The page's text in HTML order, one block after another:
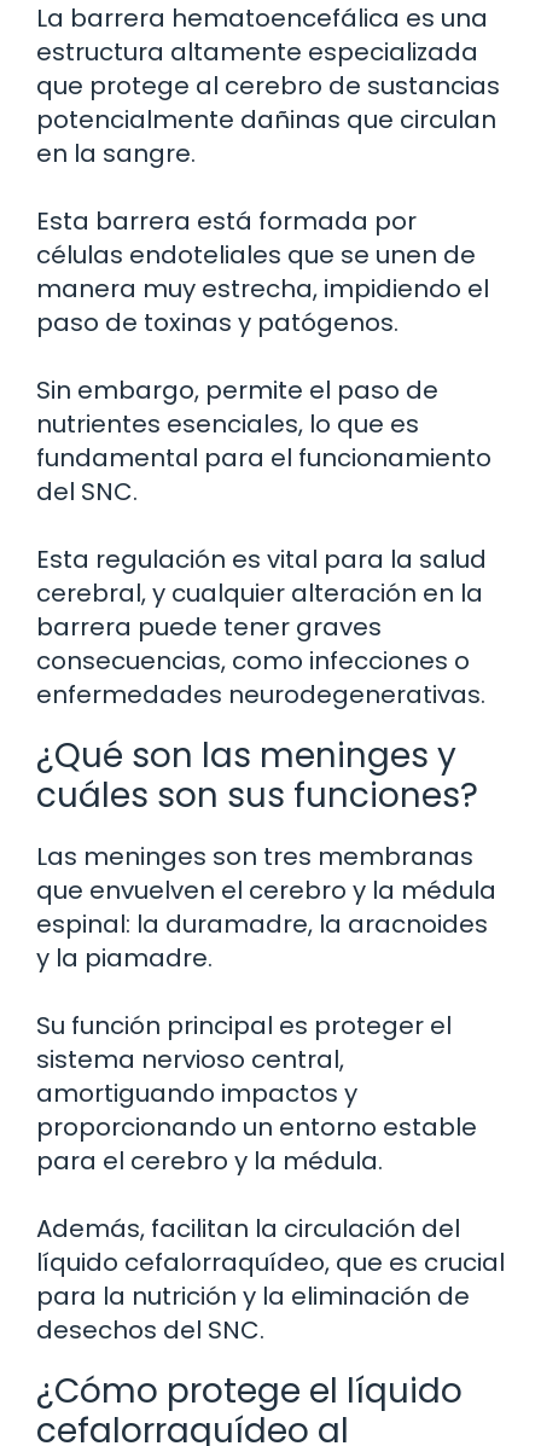
La barrera hematoencefálica es una
estructura altamente especializada
que protege al cerebro de sustancias
potencialmente dañinas que circulan
en la sangre.
Esta barrera está formada por
células endoteliales que se unen de
manera muy estrecha, impidiendo el
paso de toxinas y patógenos.
Sin embargo, permite el paso de
nutrientes esenciales, lo que es
fundamental para el funcionamiento
del SNC.
Esta regulación es vital para la salud
cerebral, y cualquier alteración en la
barrera puede tener graves
consecuencias, como infecciones o
enfermedades neurodegenerativas.
¿Qué son las meninges y
cuáles son sus funciones?
Las meninges son tres membranas
que envuelven el cerebro y la médula
espinal: la duramadre, la aracnoides
y la piamadre.
Su función principal es proteger el
sistema nervioso central,
amortiguando impactos y
proporcionando un entorno estable
para el cerebro y la médula.
Además, facilitan la circulación del
líquido cefalorraquídeo, que es crucial
para la nutrición y la eliminación de
desechos del SNC.
¿Cómo protege el líquido
cefalorraquídeo al